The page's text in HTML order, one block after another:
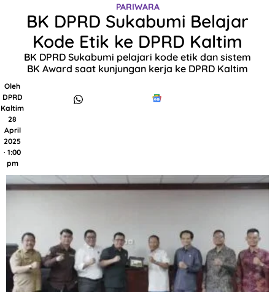
PARIWARA
BK DPRD Sukabumi Belajar
Kode Etik ke DPRD Kaltim
BK DPRD Sukabumi pelajari kode etik dan sistem
BK Award saat kunjungan kerja ke DPRD Kaltim
Oleh
DPRD
Kaltim
28
April
2025
· 1:00
pm